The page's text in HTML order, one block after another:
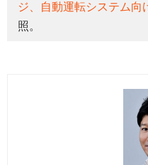
ジ、自動運転システム向
照。